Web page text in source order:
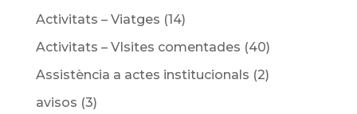
Activitats – Viatges (14)
Activitats – VIsites comentades (40)
Assistència a actes institucionals (2)
avisos (3)